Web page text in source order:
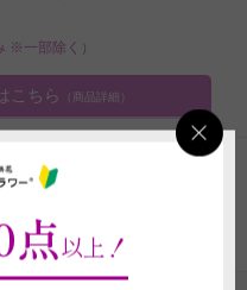
※一部除く）
こちら （商品詳細）
点以上！